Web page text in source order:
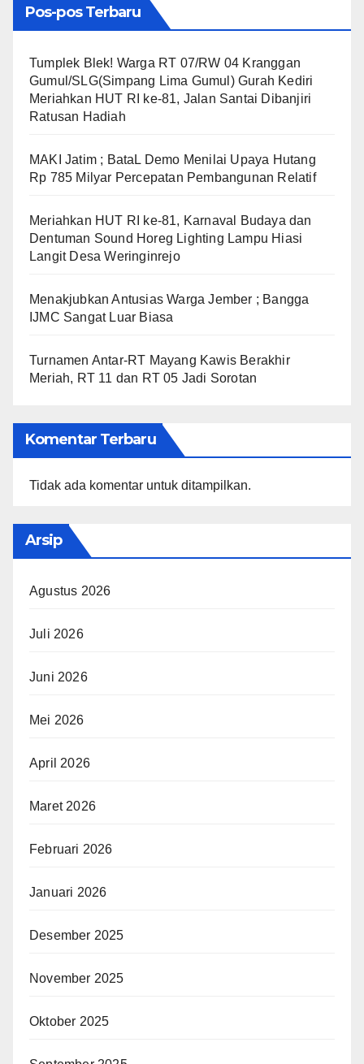
Pos-pos Terbaru
Tumplek Blek! Warga RT 07/RW 04 Kranggan
Gumul/SLG(Simpang Lima Gumul) Gurah Kediri
Meriahkan HUT RI ke-81, Jalan Santai Dibanjiri
Ratusan Hadiah
MAKI Jatim ; BataL Demo Menilai Upaya Hutang
Rp 785 Milyar Percepatan Pembangunan Relatif
Meriahkan HUT RI ke-81, Karnaval Budaya dan
Dentuman Sound Horeg Lighting Lampu Hiasi
Langit Desa Weringinrejo
Menakjubkan Antusias Warga Jember ; Bangga
IJMC Sangat Luar Biasa
Turnamen Antar-RT Mayang Kawis Berakhir
Meriah, RT 11 dan RT 05 Jadi Sorotan
Komentar Terbaru
Tidak ada komentar untuk ditampilkan.
Arsip
Agustus 2026
Juli 2026
Juni 2026
Mei 2026
April 2026
Maret 2026
Februari 2026
Januari 2026
Desember 2025
November 2025
Oktober 2025